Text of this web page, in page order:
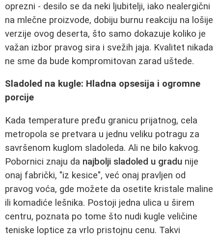
oprezni - desilo se da neki ljubitelji, iako nealergični
na mlečne proizvode, dobiju burnu reakciju na lošije
verzije ovog deserta, što samo dokazuje koliko je
važan izbor pravog sira i svežih jaja. Kvalitet nikada
ne sme da bude kompromitovan zarad uštede.
Sladoled na kugle: Hladna opsesija i ogromne
porcije
Kada temperature pređu granicu prijatnog, cela
metropola se pretvara u jednu veliku potragu za
savršenom kuglom sladoleda. Ali ne bilo kakvog.
Pobornici znaju da najbolji sladoled u gradu nije
onaj fabrički, "iz kesice", već onaj pravljen od
pravog voća, gde možete da osetite kristale maline
ili komadiće lešnika. Postoji jedna ulica u širem
centru, poznata po tome što nudi kugle veličine
teniske loptice za vrlo pristojnu cenu. Takvi